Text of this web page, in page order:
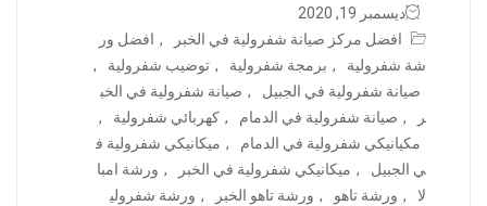
ديسمبر 19, 2020
افضل مركز صيانة شفرولية في الخبر
, افضل ور
شة شفرولية
, برمجة شفرولية , توضيب شفرولية
,
صيانة شفرولية في الجبيل
, صيانة شفرولية في الخب
ر
, صيانة شفرولية في الدمام , كهربائي شفرولية
,
مكيانيكي شفرولية في الدمام
, ميكانيكي شفرولية ف
ي الجبيل
, ميكانيكي شفرولية في الخبر , ورشة امبا
لا
, ورشة تاهو , ورشة تاهو الخبر , ورشة شفرولي